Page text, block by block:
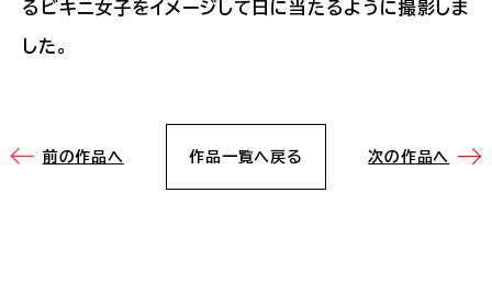
るビキニ女子をイメージして日に当たるように撮影しま
した。
前の作品へ 作品一覧へ戻る 次の作品へ